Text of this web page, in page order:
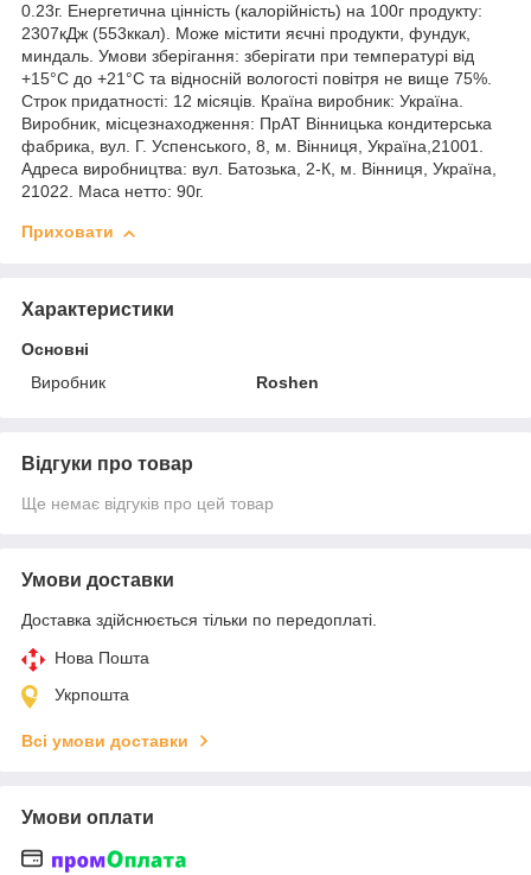
0.23г. Енергетична цінність (калорійність) на 100г продукту:
2307кДж (553ккал). Може містити яєчні продукти, фундук,
миндаль. Умови зберігання: зберігати при температурі від
+15°С до +21°С та відносній вологості повітря не вище 75%.
Строк придатності: 12 місяців. Країна виробник: Україна.
Виробник, місцезнаходження: ПрАТ Вінницька кондитерська
фабрика, вул. Г. Успенського, 8, м. Вінниця, Україна,21001.
Адреса виробництва: вул. Батозька, 2-К, м. Вінниця, Україна,
21022. Маса нетто: 90г.
Приховати
Характеристики
Основні
Виробник
Roshen
Відгуки про товар
Ще немає відгуків про цей товар
Умови доставки
Доставка здійснюється тільки по передоплаті.
Нова Пошта
Укрпошта
Всі умови доставки
Умови оплати